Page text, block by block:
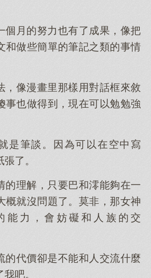
個月的努力也有了成果，像把
和做些簡單的筆記之類的事情
，像漫畫里那樣用對話框來敘
事也做得到，現在可以勉勉強
是筆談。因為可以在空中寫
了。
的理解，只要巴和澪能夠在一
概就沒問題了。莫非，那女神
能力，會妨礙和人族的交
的代價卻是不能和人交流什麼
吧。